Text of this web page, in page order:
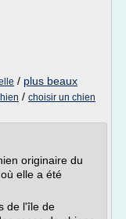
/ plus beaux
/ choisir un chien
originaire du
elle a été
de l'île de